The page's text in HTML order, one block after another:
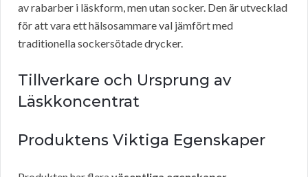
av rabarber i läskform, men utan socker. Den är utvecklad
för att vara ett hälsosammare val jämfört med
traditionella sockersötade drycker.
Tillverkare och Ursprung av
Läskkoncentrat
Produktens Viktiga Egenskaper